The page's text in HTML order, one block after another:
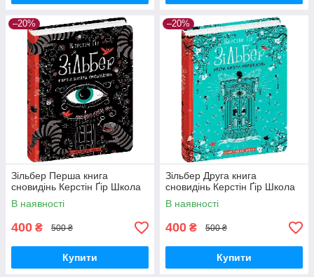
–20%
Зільбер Перша книга
сновидінь Керстін Ґір Школа
В наявності
400 ₴ 500 ₴
Купити
–20%
Зільбер Друга книга
сновидінь Керстін Ґір Школа
В наявності
400 ₴ 500 ₴
Купити